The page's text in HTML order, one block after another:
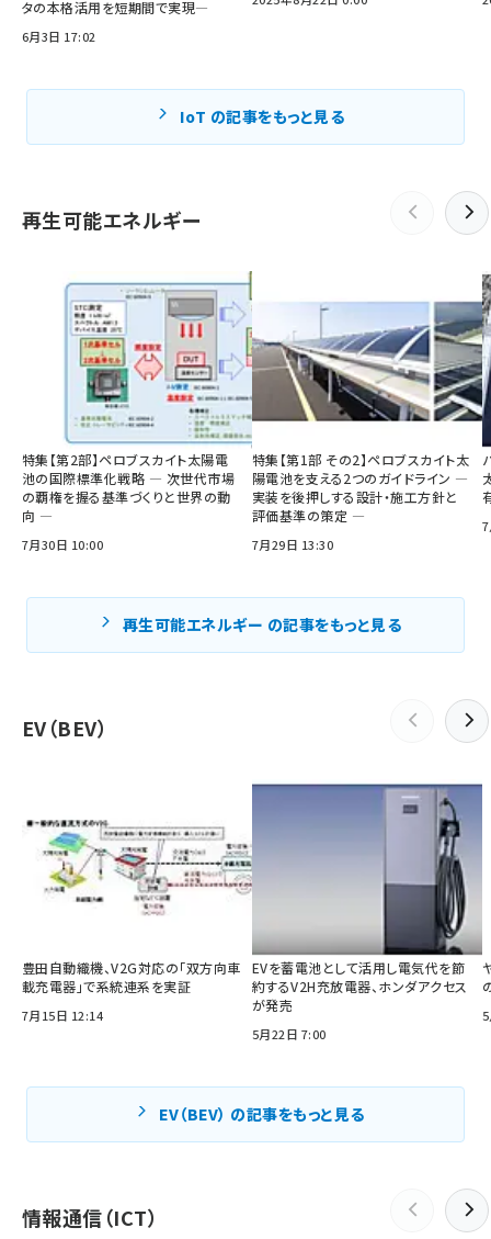
タの本格活用を短期間で実現―
6月3日 17:02
IoT の記事をもっと見る
再生可能エネルギー
特集【第2部】ペロブスカイト太陽電
池の国際標準化戦略 ― 次世代市場
の覇権を握る基準づくりと世界の動
向 ―
7月30日 10:00
特集【第1部 その2】ペロブスカイト太
陽電池を支える2つのガイドライン ―
実装を後押しする設計・施工方針と
評価基準の策定 ―
7月29日 13:30
再生可能エネルギー の記事をもっと見る
EV（BEV）
豊田自動織機、V2G対応の「双方向車
載充電器」で系統連系を実証
7月15日 12:14
EVを蓄電池として活用し電気代を節
約するV2H充放電器、ホンダアクセス
が発売
5月22日 7:00
EV（BEV） の記事をもっと見る
情報通信（ICT）